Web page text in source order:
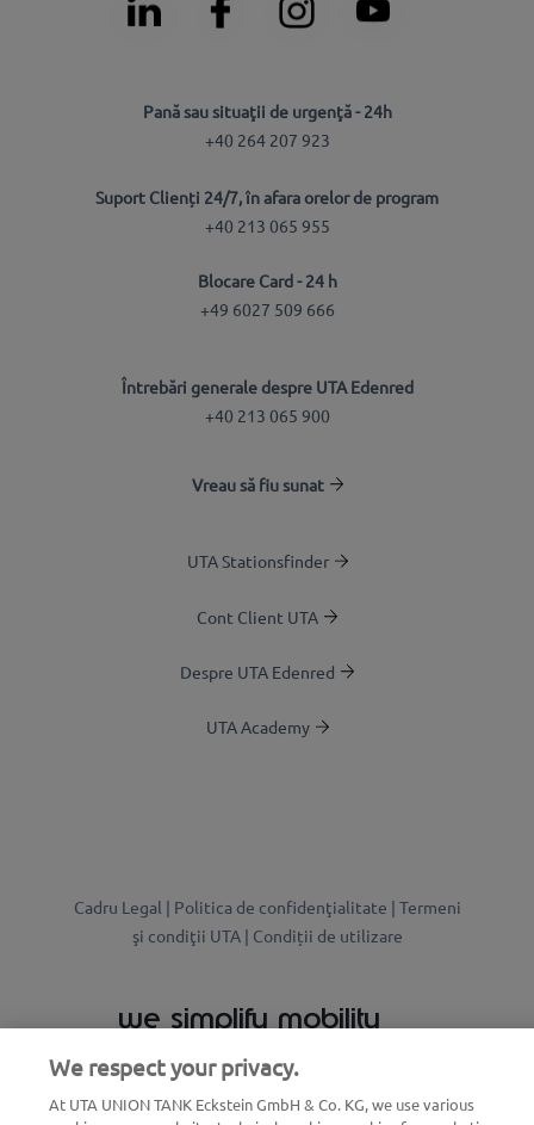
Pană sau situaţii de urgenţă - 24h
+40 264 207 923
Suport Clienți 24/7, în afara orelor de program
+40 213 065 955
Blocare Card - 24 h
+49 6027 509 666
Întrebări generale despre UTA Edenred
+40 213 065 900
Vreau să fiu sunat
UTA Stationsfinder
Cont Client UTA
Despre UTA Edenred
UTA Academy
Cadru Legal | Politica de confidenţialitate | Termeni
şi condiţii UTA | Condiții de utilizare
we simplify mobility
We respect your privacy.
At UTA UNION TANK Eckstein GmbH & Co. KG, we use various